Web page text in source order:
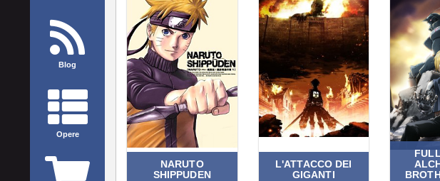
Blog
Opere
NARUTO
SHIPPUDEN
L'ATTACCO DEI
GIGANTI